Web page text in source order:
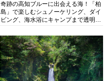
奇跡の高知ブルーに出会える海！「柏
島」で楽しむシュノーケリング、ダイ
ビング、海水浴にキャンプまで透明度